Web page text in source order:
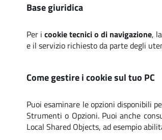
Base giuridica
Per icookie tecnici o di navigazione,
e il servizio richiesto da parte degli
Come gestire i cookie sul tuo PC
Puoi esaminare le opzioni disponibili
Strumenti o Opzioni. Puoi anche
Local Shared Objects, ad esempio